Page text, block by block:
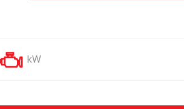
kW